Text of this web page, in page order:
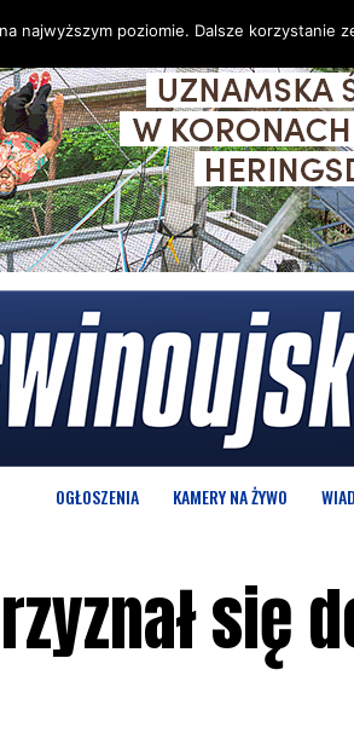
OGŁOSZENIA KAMERY NA ŻYWO
się
najwyższym poziomie. Dalsze korzystanie